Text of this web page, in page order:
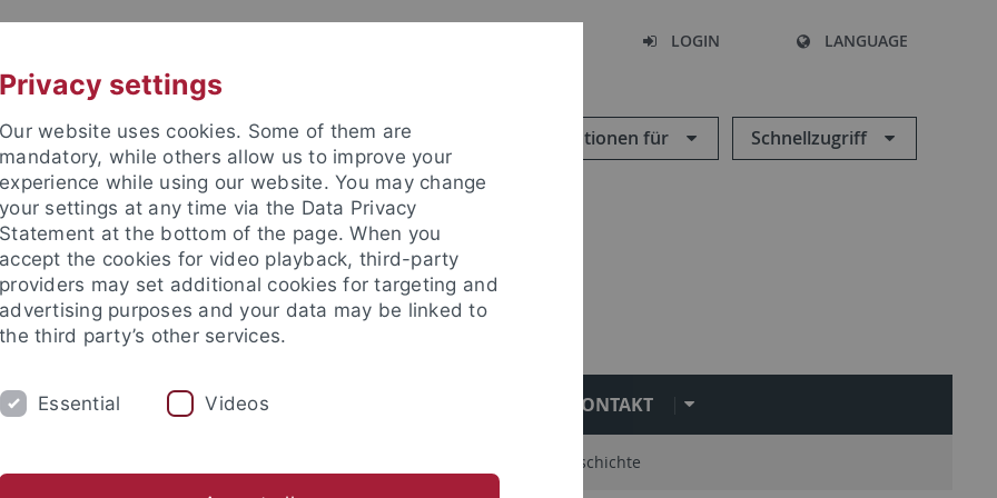
LOGIN LANGUAGE
Informationen für Schnellzugriff
Fakultät
FORSCHUNG KONTAKT
Geschichte
Privacy settings
Our website uses cookies. Some of them are
mandatory, while others allow us to improve your
experience while using our website. You may change
your settings at any time via the Data Privacy
Statement at the bottom of the page. When you
accept the cookies for video playback, third-party
providers may set additional cookies for targeting and
advertising purposes and your data may be linked to
the third party’s other services.
Essential Videos